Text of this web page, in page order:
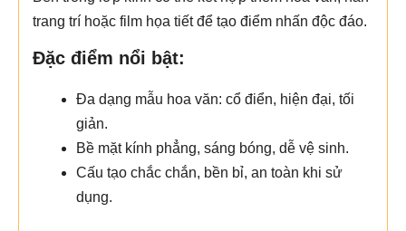
trang trí hoặc film họa tiết để tạo điểm nhấn độc đáo.
Đặc điểm nổi bật:
Đa dạng mẫu hoa văn: cổ điển, hiện đại, tối
giản.
Bề mặt kính phẳng, sáng bóng, dễ vệ sinh.
Cấu tạo chắc chắn, bền bỉ, an toàn khi sử
dụng.